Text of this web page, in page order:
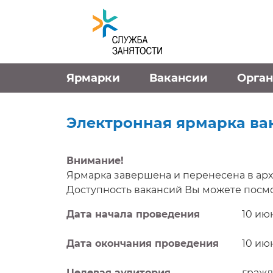
Ярмарки Вакансии
Электронная ярмарка
Внимание!
Ярмарка завершена и перенесена в
Доступность вакансий Вы можете
Дата начала проведения 10
Дата окончания проведения 10